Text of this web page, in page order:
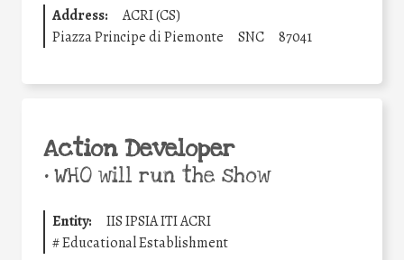
Address:
ACRI (CS)
Piazza Principe di Piemonte
SNC 87041
Action Developer
•WHO will run the show
Entity:
IIS IPSIA ITI ACRI
#Educational Establishment